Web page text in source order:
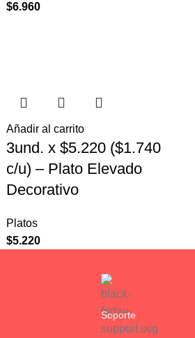
$6.960
Añadir al carrito
3und. x $5.220 ($1.740
c/u) – Plato Elevado
Decorativo
Platos
$5.220
Soporte